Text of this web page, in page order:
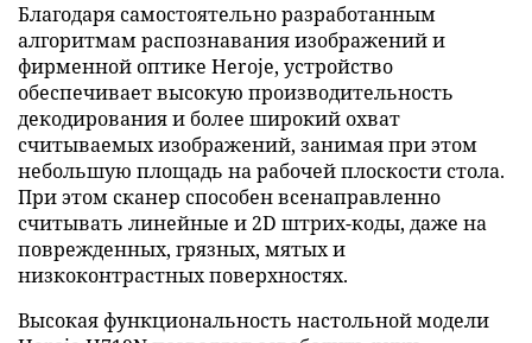
Благодаря самостоятельно разработанным
алгоритмам распознавания изображений и
фирменной оптике Heroje, устройство
обеспечивает высокую производительность
декодирования и более широкий охват
считываемых изображений, занимая при этом
небольшую площадь на рабочей плоскости стола.
При этом сканер способен всенаправленно
считывать линейные и 2D штрих-коды, даже на
поврежденных, грязных, мятых и
низкоконтрастных поверхностях.
Высокая функциональность настольной модели